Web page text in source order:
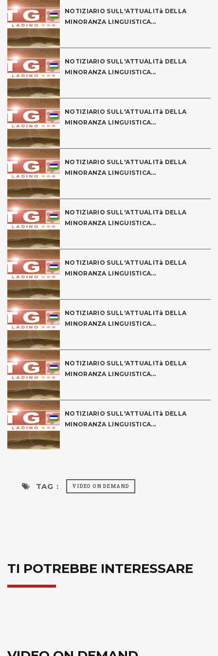
NOTIZIARIO SULL'ATTUALITà DELLA
MINORANZA LINGUISTICA...
NOTIZIARIO SULL'ATTUALITà DELLA
MINORANZA LINGUISTICA...
NOTIZIARIO SULL'ATTUALITà DELLA
MINORANZA LINGUISTICA...
NOTIZIARIO SULL'ATTUALITà DELLA
MINORANZA LINGUISTICA...
NOTIZIARIO SULL'ATTUALITà DELLA
MINORANZA LINGUISTICA...
NOTIZIARIO SULL'ATTUALITà DELLA
MINORANZA LINGUISTICA...
NOTIZIARIO SULL'ATTUALITà DELLA
MINORANZA LINGUISTICA...
NOTIZIARIO SULL'ATTUALITà DELLA
MINORANZA LINGUISTICA...
NOTIZIARIO SULL'ATTUALITà DELLA
MINORANZA LINGUISTICA...
TAG : VIDEO ON DEMAND
TI POTREBBE INTERESSARE